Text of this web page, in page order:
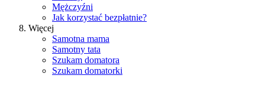
Mężczyźni
Jak korzystać bezpłatnie?
Więcej
Samotna mama
Samotny tata
Szukam domatora
Szukam domatorki